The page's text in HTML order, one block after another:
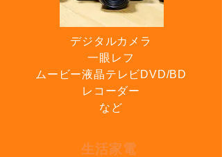
デジタルカメラ
一眼レフ
ムービー液晶テレビDVD/BD
レコーダー
など
生活家電